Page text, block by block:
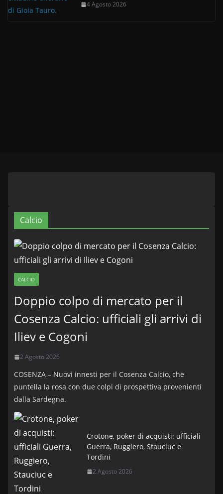
4 Agosto 2026
Calcio
CALCIO
Doppio colpo di mercato per il
Cosenza Calcio: ufficiali gli arrivi di
Iliev e Cogoni
2 Agosto 2026
COSENZA – Nuovi innesti per il Cosenza Calcio, che
puntella la rosa con due colpi di prospettiva provenienti
dalla Sardegna.
Crotone, poker di acquisti: ufficiali
Guerra, Ruggiero, Stauciuc e
Tordini
2 Agosto 2026